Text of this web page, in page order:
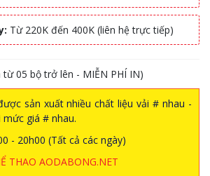
Từ 220K đến 400K (liên hệ trực tiếp)
từ 05 bộ trở lên - MIỄN PHÍ IN)
sản xuất nhiều chất liệu vải # nhau -
giá # nhau.
- 20h00 (Tất cả các ngày)
THAO AODABONG.NET